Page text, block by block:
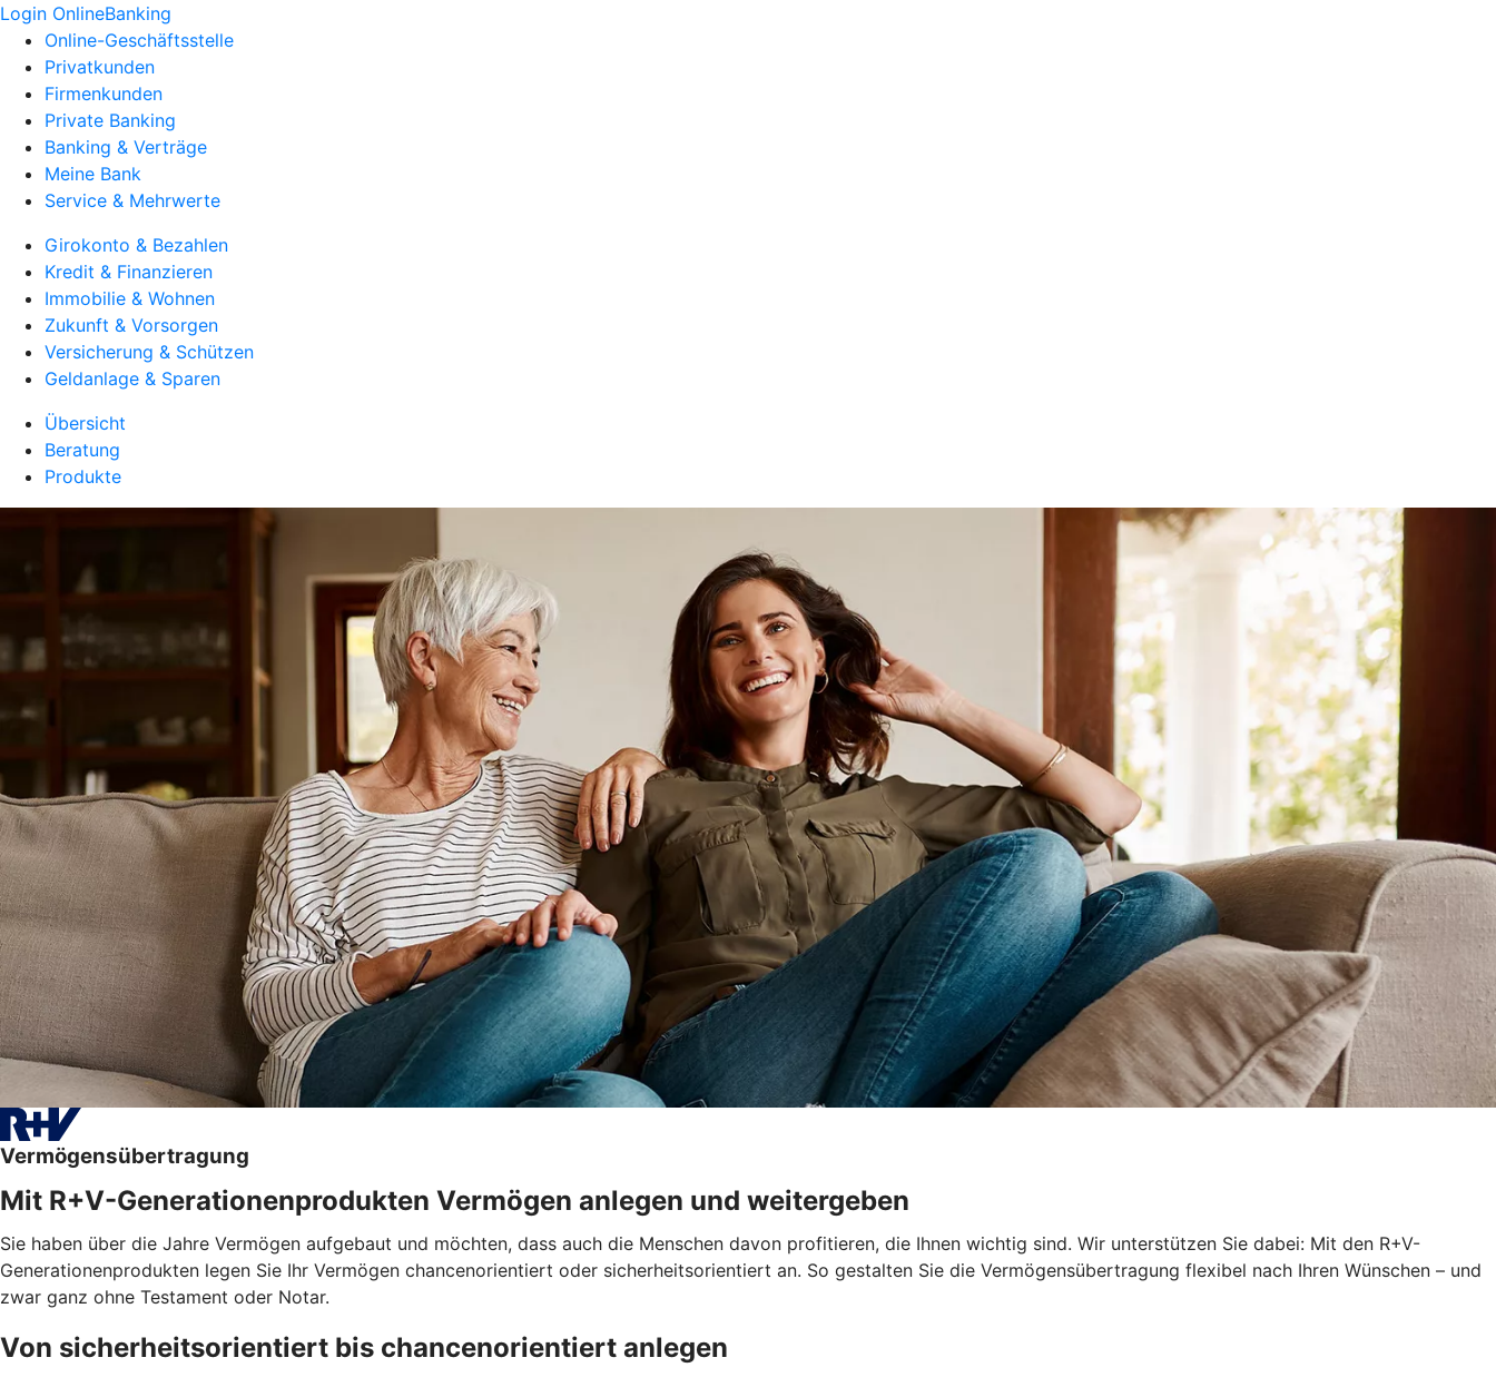
Login OnlineBanking
Online-Geschäftsstelle
Privatkunden
Firmenkunden
Private Banking
Banking & Verträge
Meine Bank
Service & Mehrwerte
Girokonto & Bezahlen
Kredit & Finanzieren
Immobilie & Wohnen
Zukunft & Vorsorgen
Versicherung & Schützen
Geldanlage & Sparen
Übersicht
Beratung
Produkte
Vermögensübertragung
Mit R+V-Generationenprodukten Vermögen anlegen und weitergeben
Sie haben über die Jahre Vermögen aufgebaut und möchten, dass auch die Menschen davon profitieren, die Ihnen wichtig sind. Wir unterstützen Sie dabei: Mit den R+V-
Generationenprodukten legen Sie Ihr Vermögen chancenorientiert oder sicherheitsorientiert an. So gestalten Sie die Vermögensübertragung flexibel nach Ihren Wünschen – und
zwar ganz ohne Testament oder Notar.
Von sicherheitsorientiert bis chancenorientiert anlegen